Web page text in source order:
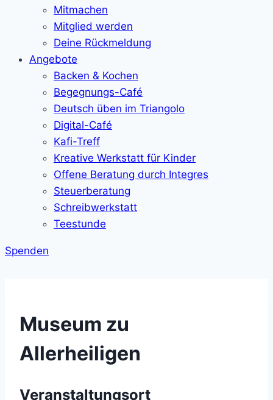
Mitmachen
Mitglied werden
Deine Rückmeldung
Angebote
Backen & Kochen
Begegnungs-Café
Deutsch üben im Triangolo
Digital-Café
Kafi-Treff
Kreative Werkstatt für Kinder
Offene Beratung durch Integres
Steuerberatung
Schreibwerkstatt
Teestunde
Spenden
Museum zu
Allerheiligen
Veranstaltungsort